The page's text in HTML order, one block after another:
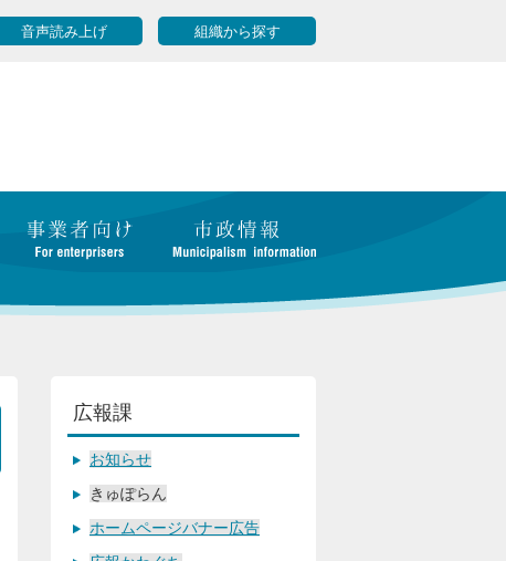
音声読み上げ 組織から探す
広報課
お知らせ
きゅぽらん
ホームページバナー広告